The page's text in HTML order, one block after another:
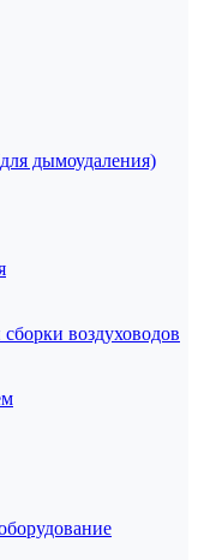
дымоудаления)
воздуховодов